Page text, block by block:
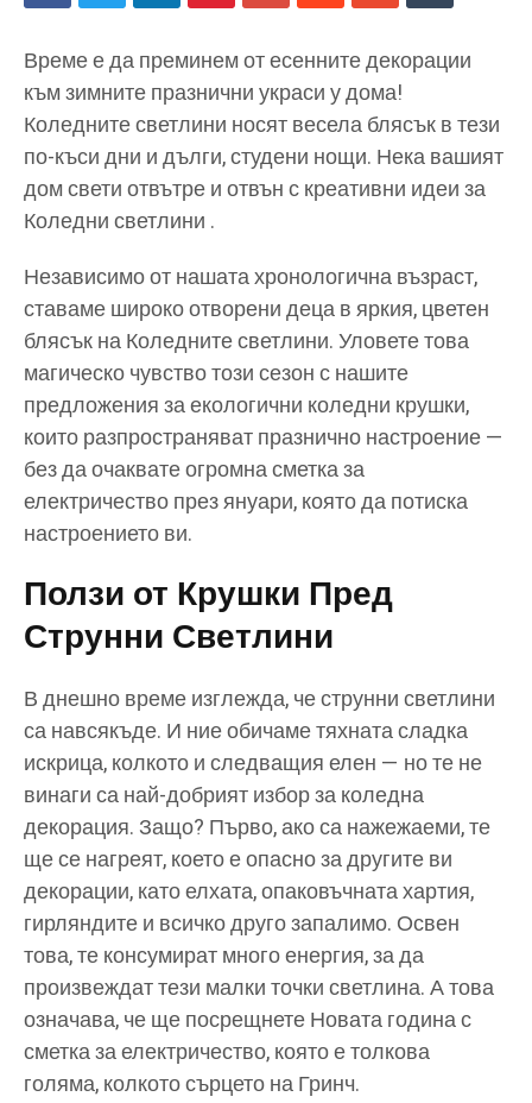
Време е да преминем от есенните декорации
към зимните празнични украси у дома!
Коледните светлини носят весела блясък в тези
по-къси дни и дълги, студени нощи. Нека вашият
дом свети отвътре и отвън с креативни идеи за
Коледни светлини .
Независимо от нашата хронологична възраст,
ставаме широко отворени деца в яркия, цветен
блясък на Коледните светлини. Уловете това
магическо чувство този сезон с нашите
предложения за екологични коледни крушки,
които разпространяват празнично настроение —
без да очаквате огромна сметка за
електричество през януари, която да потиска
настроението ви.
Ползи от Крушки Пред
Струнни Светлини
В днешно време изглежда, че струнни светлини
са навсякъде. И ние обичаме тяхната сладка
искрица, колкото и следващия елен — но те не
винаги са най-добрият избор за коледна
декорация. Защо? Първо, ако са нажежаеми, те
ще се нагреят, което е опасно за другите ви
декорации, като елхата, опаковъчната хартия,
гирляндите и всичко друго запалимо. Освен
това, те консумират много енергия, за да
произвеждат тези малки точки светлина. А това
означава, че ще посрещнете Новата година с
сметка за електричество, която е толкова
голяма, колкото сърцето на Гринч.